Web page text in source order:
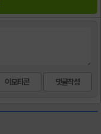
이모티콘